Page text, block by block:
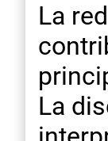
La
La